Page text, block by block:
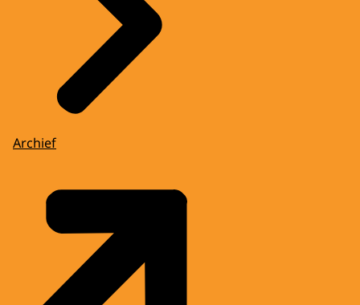
Archief